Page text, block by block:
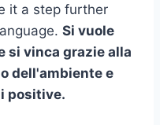
it a step further
Si vuole
si vinca grazie alla
dell'ambiente e
positive.